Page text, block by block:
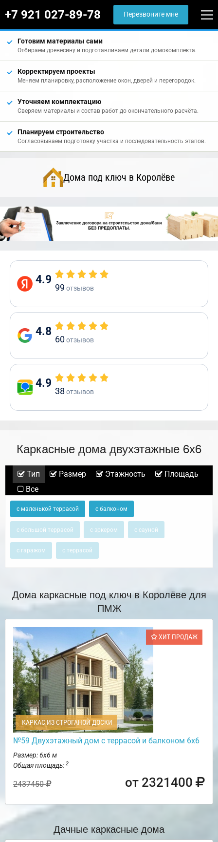
+7 921 027-89-78 Перезвоните мне
Готовим материалы сами
Отбираем древесину и подготавливаем детали домокомплекта.
Корректируем проекты
Меняем планировку, расположение окон, дверей и перегородок.
Уточняем комплектацию
Сверяем материалы и состав работ до окончательного расчёта.
Планируем строительство
Согласовываем подготовку участка и последовательность этапов.
Дома под ключ в Королёве
4.9
99 отзывов
4.8
60отзывов
4.9
38 отзывов
Каркасные дома двухэтажные 6х6
Тип Размер Этажность
Площадь
Все
с маленькой террасой с балконом
с большой террасой с эркером с сауной
с гаражом с террасой
Дома каркасные под ключ в Королёве для
ПМЖ
ХИТ ПРОДАЖ
КАРКАС ИЗ СТРОГАНОЙ ДОСКИ
№59 Двухэтажный дом с террасой и балконом 6х6
Размер: 6х6 м
Общая площадь: 2
2437450 от 2321400
Дачные каркасные дома